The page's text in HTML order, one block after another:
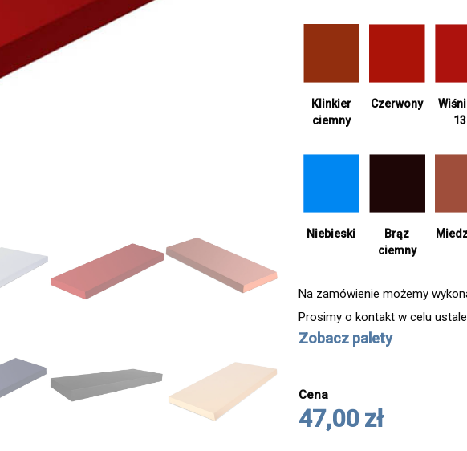
Klinkier
ciemny
Czerwony
Niebieski
Brąz
ciemny
Na zamówienie możemy
Prosimy o kontakt w celu
Zobacz palety
Cena
47,00 zł